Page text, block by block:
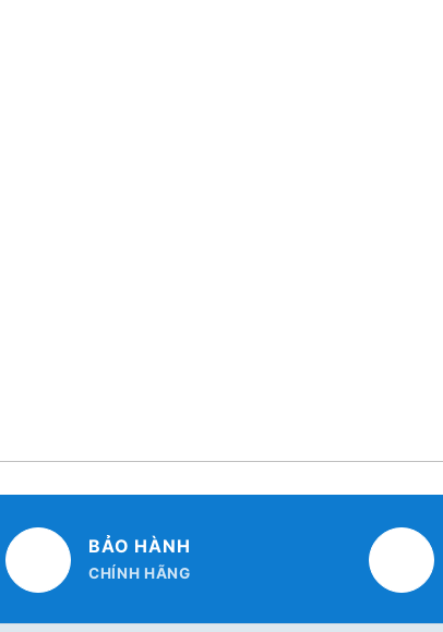
BẢO HÀNH
CHÍNH HÃNG